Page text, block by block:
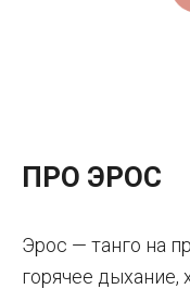
ПРО ЭРОС
Эрос — танго на
горячее дыхание,